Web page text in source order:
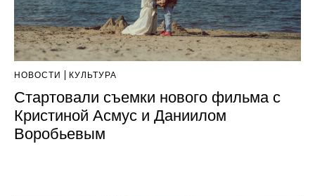
НОВОСТИ КУЛЬТУРА
Стартовали съемки нового фильма с
Кристиной Асмус и Даниилом
Воробьевым